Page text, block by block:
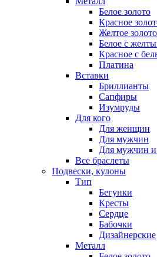
Белое золото
Красное
Желтое золото
Белое с
Красное с
Платина
Вставки
Бриллианты
Сапфиры
Изумруды
Для кого
Для женщин
Для мужчин
Для мужчин
Все браслеты
Подвески, кулоны
Тип
Бегунки
Кресты
Сердце
Бабочки
Дизайнерские
Металл